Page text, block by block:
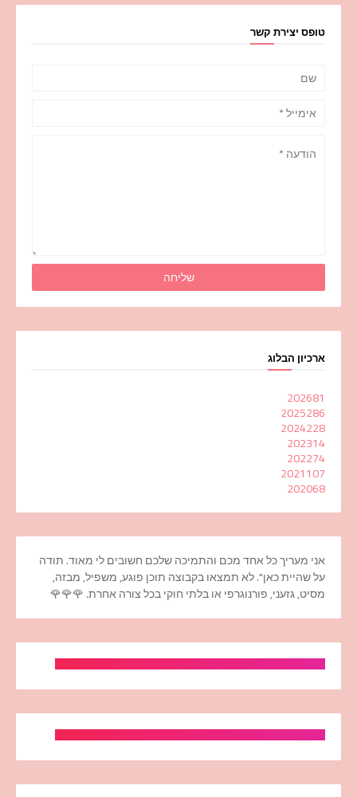
טופס יצירת קשר
ארכיון הבלוג
202681
2025286
2024228
202314
202274
2021107
202068
אני מעריך כל אחד מכם והתמיכה שלכם חשובים לי מאוד. תודה
על שהיית כאן". לא תמצאו בקבוצה תוכן פוגע, משפיל, מבזה,
מסיט, גזעני, פורנוגרפי או בלתי חוקי בכל צורה אחרת. 🌹🌹🌹